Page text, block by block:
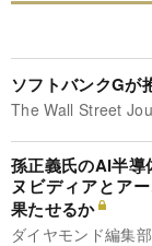
ソフトバンクGが
The Wall Street
孫正義氏のAI半導
ヌビディアとア
果たせるか
ダイヤモンド編集